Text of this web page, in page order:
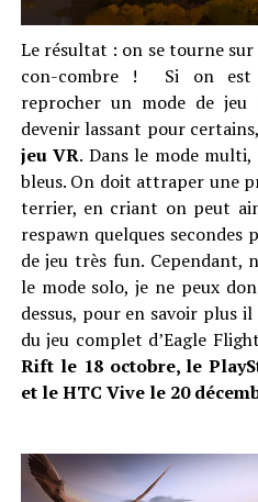
Le résultat : on se tourne
con-combre ! Si on
reprocher un mode de
devenir lassant pour
jeu VR. Dans le mode
bleus. On doit attraper une
terrier, en criant on peut
respawn quelques secondes
de jeu très fun. Cependant,
le mode solo, je ne peux
dessus, pour en savoir plus
du jeu complet d’Eagle
Rift le 18 octobre, le
et le HTC Vive le 20